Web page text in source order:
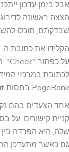
אבל בזמן עדכון
שבדקתם, תוכלו
PageRank בחסות SEO Chat
אחד הצעדים בהם
שלה, היא הפרדה בין
גם כאשר מתעדכן